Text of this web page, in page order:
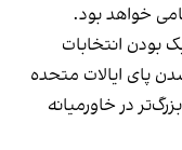
خواهد بود.
بودن انتخابات
پای ایالات متحده
در خاورمیانه